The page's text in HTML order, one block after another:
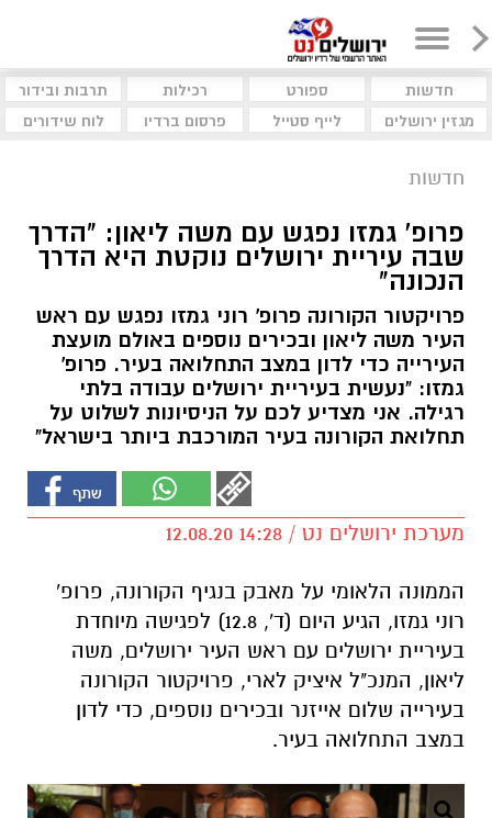
חדשות ספורט רכילות
תרבות ובידור
מגזין ירושלים
לייף סטייל פרסום ברדיו לוח שידורים
חדשות
פרופ' גמזו נפגש עם משה ליאון: "הדרך
שבה עיריית ירושלים נוקטת היא הדרך
הנכונה"
פרויקטור הקורונה פרופ' רוני גמזו נפגש עם ראש
העיר משה ליאון ובכירים נוספים באולם מועצת
העירייה כדי לדון במצב התחלואה בעיר. פרופ'
גמזו: "נעשית בעיריית ירושלים עבודה בלתי
רגילה. אני מצדיע לכם על הניסיונות לשלוט על
תחלואת הקורונה בעיר המורכבת ביותר בישראל"
מערכת ירושלים נט / 14:28 12.08.20
הממונה הלאומי על מאבק בנגיף הקורונה, פרופ'
רוני גמזו, הגיע היום (ד', 12.8) לפגישה מיוחדת
בעיריית ירושלים עם ראש העיר ירושלים, משה
ליאון, המנכ"ל איציק לארי, פרויקטור הקורונה
בעירייה שלום אייזנר ובכירים נוספים, כדי לדון
במצב התחלואה בעיר.